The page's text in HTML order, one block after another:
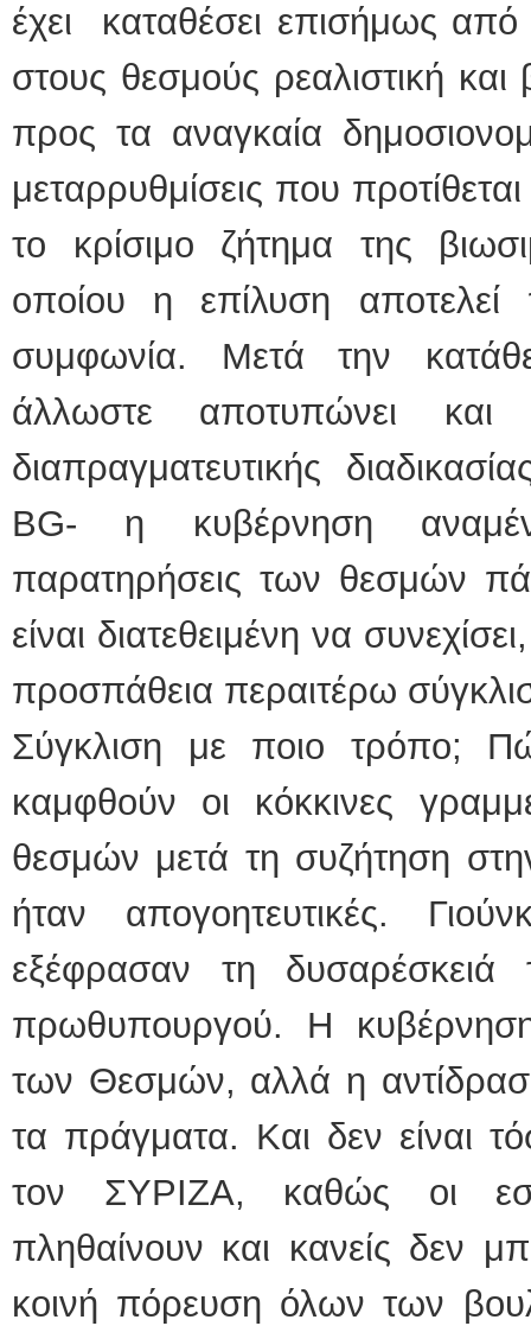
έχει καταθέσει επισήμως
στους θεσμούς ρεαλιστική
προς τα αναγκαία
μεταρρυθμίσεις που
το κρίσιμο ζήτημα της
οποίου η επίλυση
συμφωνία. Μετά την
άλλωστε αποτυπώνει
διαπραγματευτικής
BG- η κυβέρνηση
παρατηρήσεις των θεσμών
είναι διατεθειμένη να
προσπάθεια περαιτέρω
Σύγκλιση με ποιο τρόπο;
καμφθούν οι κόκκινες
θεσμών μετά τη συζήτηση
ήταν απογοητευτικές.
εξέφρασαν τη
πρωθυπουργού. Η
των Θεσμών, αλλά η
τα πράγματα. Και δεν είναι
τον ΣΥΡΙΖΑ, καθώς οι
πληθαίνουν και κανείς δεν
κοινή πόρευση όλων των